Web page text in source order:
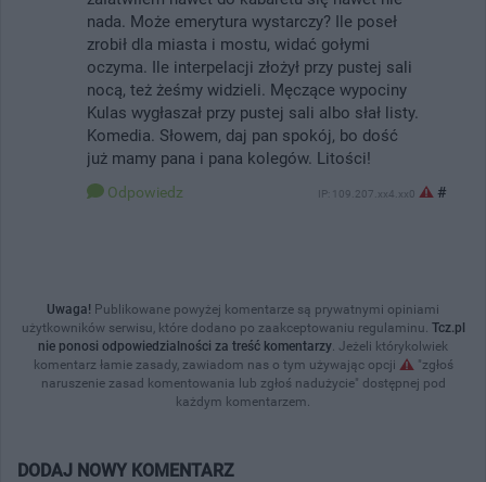
nada. Może emerytura wystarczy? Ile poseł
zrobił dla miasta i mostu, widać gołymi
oczyma. Ile interpelacji złożył przy pustej sali
nocą, też żeśmy widzieli. Męczące wypociny
Kulas wygłaszał przy pustej sali albo słał listy.
Komedia. Słowem, daj pan spokój, bo dość
już mamy pana i pana kolegów. Litości!
Odpowiedz IP: 109.207.xx4.xx0 #
Uwaga! Publikowane powyżej komentarze są prywatnymi opiniami
użytkowników serwisu, które dodano po zaakceptowaniu regulaminu. Tcz.pl
nie ponosi odpowiedzialności za treść komentarzy . Jeżeli którykolwiek
komentarz łamie zasady, zawiadom nas o tym używając opcji
"zgłoś
naruszenie zasad komentowania lub zgłoś nadużycie" dostępnej pod
każdym komentarzem.
DODAJ NOWY KOMENTARZ